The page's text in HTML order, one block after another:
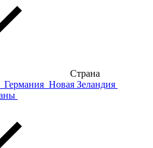
Страна
Германия Новая Зеландия